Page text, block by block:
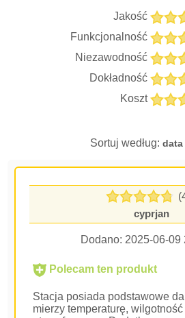
Jakość
Funkcjonalność
Niezawodność
Dokładność
Koszt
Sortuj według: data|
cyprjan
Dodano: 2025-06-09
Polecam ten produkt
Stacja posiada podstawowe
mierzy temperaturę,